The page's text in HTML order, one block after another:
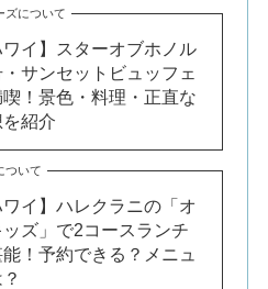
ズについて
ワイ】スターオブホノル
・サンセットビュッフェ
喫！景色・料理・正直な
紹介
ついて
ワイ】ハレクラニの「オ
ッズ」で2コースランチ
能！予約できる？メニュ